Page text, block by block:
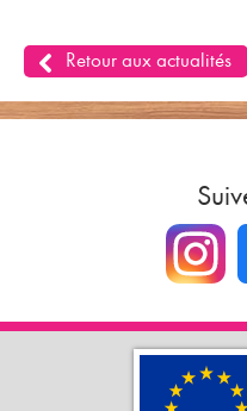
Retour aux actualités